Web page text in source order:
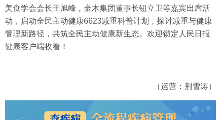
美食学会会长王旭峰，金木集团董事长钮立卫等嘉宾出席活
动，启动全民主动健康6623减重科普计划，探讨减重与健康
管理新路径，共筑全民主动健康新生态。欢迎锁定人民日报
健康客户端收看！
（运营：荆雪涛）